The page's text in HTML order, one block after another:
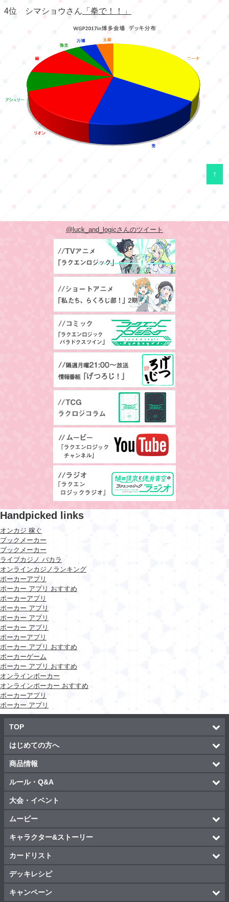
4位 シマショウさん 「拳で！！」
↑
@luck_and_logicさんのツイート
Handpicked links
オンカジ 稼ぐ
ブックメーカー
ブックメーカー
ライブカジノ バカラ
オンラインカジノランキング
ポーカーアプリ
ポーカー アプリ おすすめ
ポーカーアプリ
ポーカー アプリ
ポーカー アプリ
ポーカー アプリ
ポーカーアプリ
ポーカー アプリ おすすめ
ポーカーゲーム
ポーカー アプリ おすすめ
オンラインポーカー
オンラインポーカー おすすめ
ポーカーアプリ
ポーカー アプリ
TOP
はじめての方へ
商品情報
ルール・Q&A
大会・イベント
ムービー
キャラクター&ストーリー
カードリスト
デッキレシピ
キャンペーン